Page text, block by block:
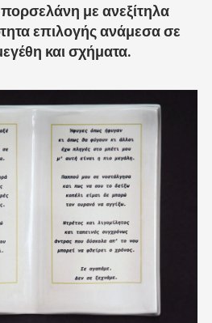
με ανεξίτηλα
επιλογής ανάμεσα σε
και σχήματα.